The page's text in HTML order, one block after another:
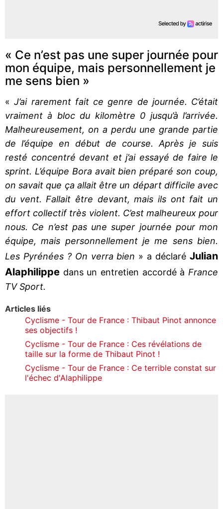
« Ce n’est pas une super journée pour
mon équipe, mais personnellement je
me sens bien »
«J’ai rarement fait ce genre de journée. C’était
vraiment à bloc du kilomètre 0 jusqu’à l’arrivée.
Malheureusement, on a perdu une grande partie
de l’équipe en début de course. Après je suis
resté concentré devant et j’ai essayé de faire le
sprint. L’équipe Bora avait bien préparé son coup,
on savait que ça allait être un départ difficile avec
du vent. Fallait être devant, mais ils ont fait un
effort collectif très violent. C’est malheureux pour
nous. Ce n’est pas une super journée pour mon
équipe, mais personnellement je me sens bien.
Les Pyrénées ? On verra bien » a déclaréJulian
Alaphilippe dans un entretien accordé à France
TV Sport.
Articles liés
Cyclisme - Tour de France : Thibaut Pinot annonce
ses objectifs !
Cyclisme - Tour de France : Ces révélations de
taille sur la forme de Thibaut Pinot !
Cyclisme - Tour de France : Ce terrible constat sur
l'échec d'Alaphilippe